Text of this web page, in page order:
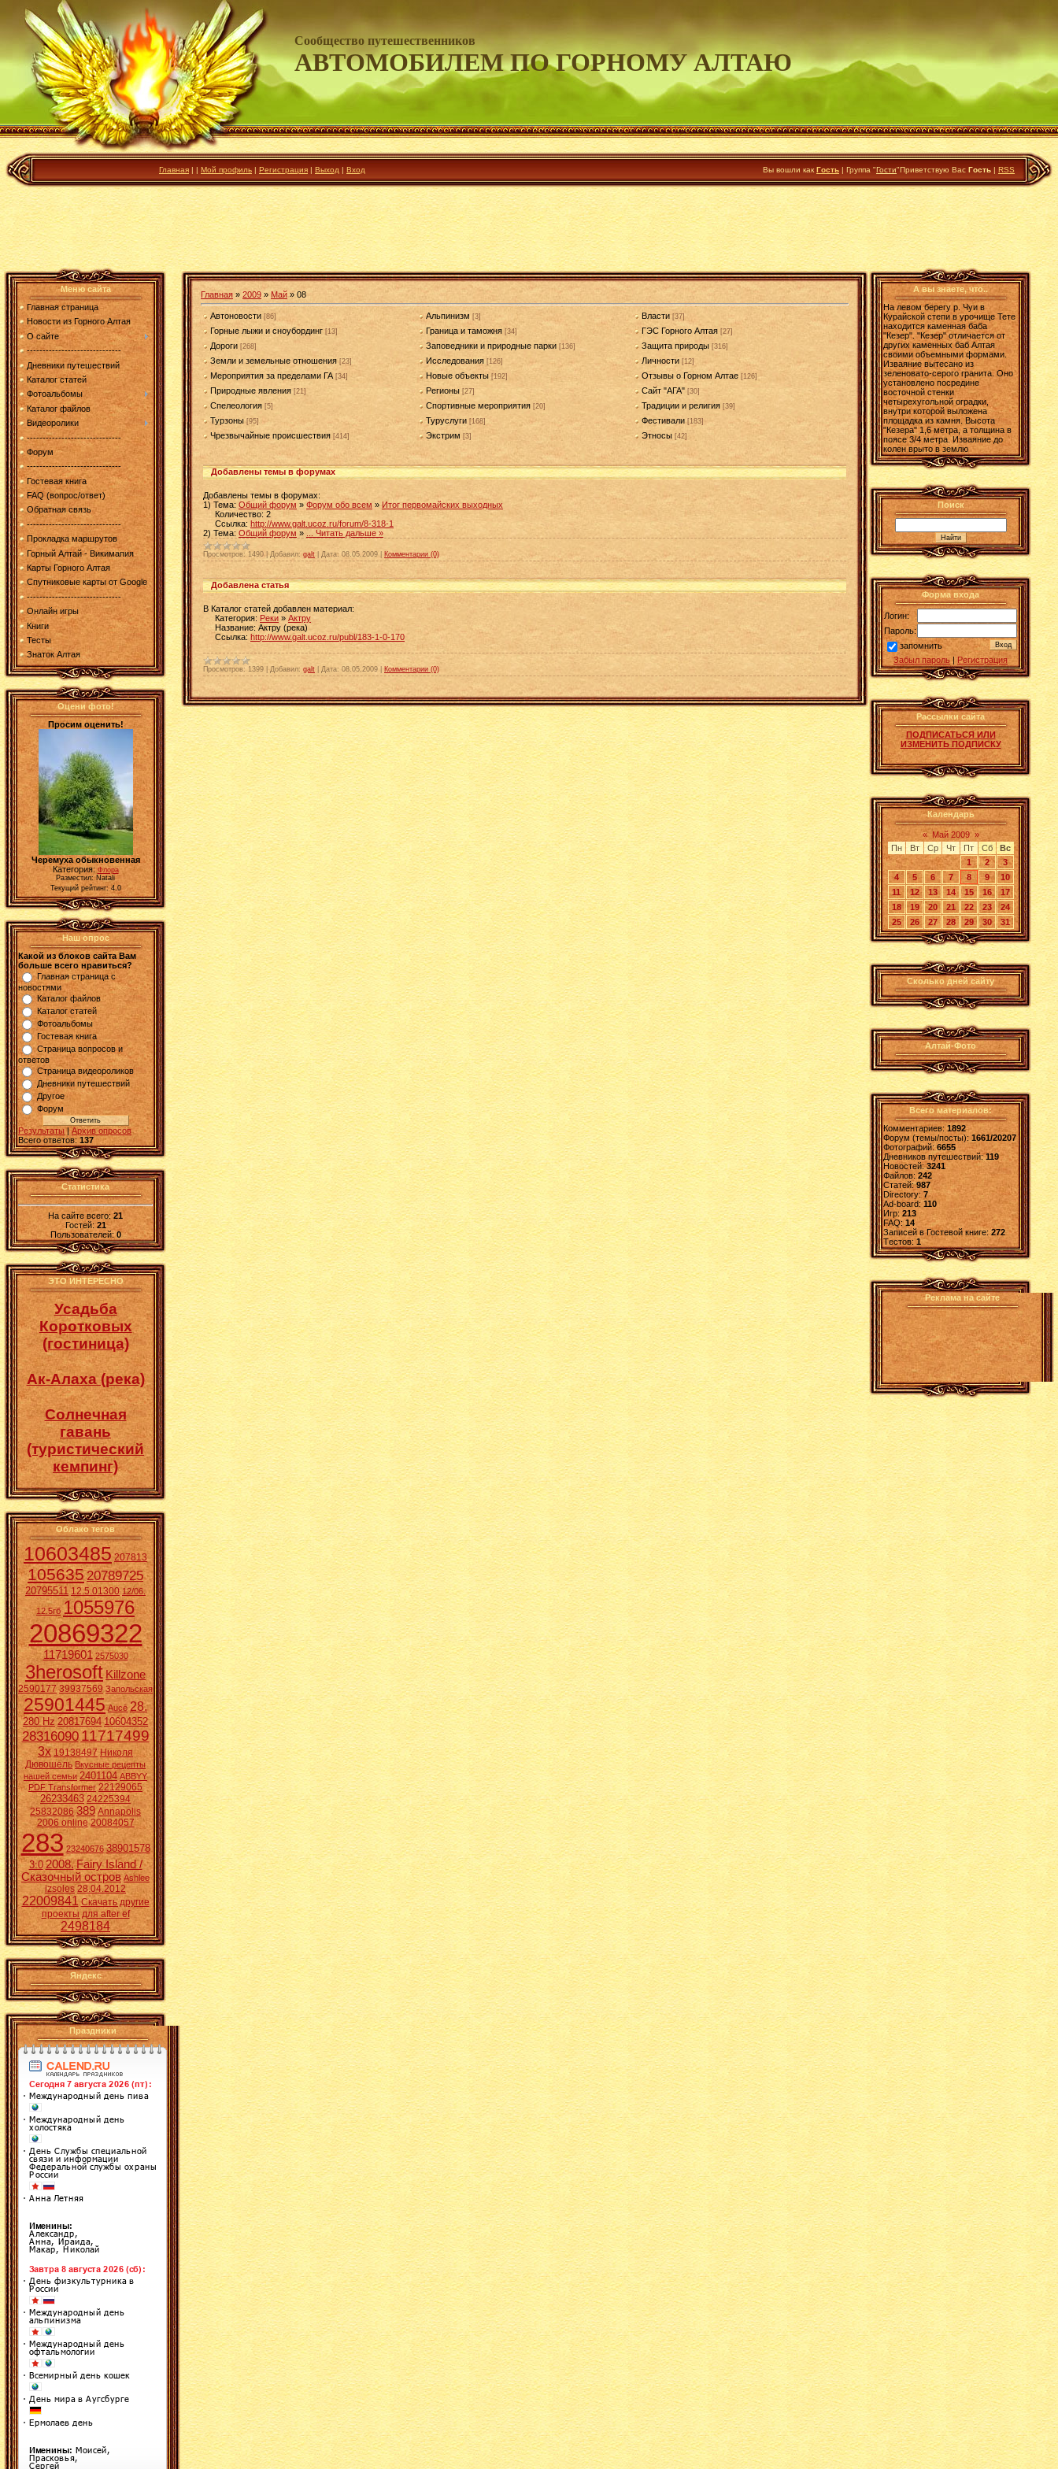
Сообщество путешественников
АВТОМОБИЛЕМ ПО ГОРНОМУ АЛТАЮ
Главная | | Мой профиль | Регистрация | Выход | Вход Вы вошли как Гость | Группа "Гости"Приветствую Вас Гость | RSS
Меню сайта
Главная страница
Новости из Горного Алтая
О сайте
------------------------------
Дневники путешествий
Каталог статей
Фотоальбомы
Каталог файлов
Видеоролики
------------------------------
Форум
------------------------------
Гостевая книга
FAQ (вопрос/ответ)
Обратная связь
------------------------------
Прокладка маршрутов
Горный Алтай - Викимапия
Карты Горного Алтая
Спутниковые карты от Google
------------------------------
Онлайн игры
Книги
Тесты
Знаток Алтая
Оцени фото!
Просим оценить!
Черемуха обыкновенная
Категория: Флора
Разместил: Natali
Текущий рейтинг: 4.0
Наш опрос
Какой из блоков сайта Вам
больше всего нравиться?
Главная страница с
новостями
Каталог файлов
Каталог статей
Фотоальбомы
Гостевая книга
Страница вопросов и
ответов
Страница видеороликов
Дневники путешествий
Другое
Форум
Результаты|Архив опросов
Всего ответов: 137
Статистика
На сайте всего:21
Гостей: 21
Пользователей: 0
ЭТО ИНТЕРЕСНО
Усадьба
Коротковых
(гостиница)
Ак-Алаха (река)
Солнечная
гавань
(туристический
кемпинг)
Облако тегов
10603485 207813
10563520789725
20795511 12.5.01300 12/06.
12.5гб 1055976
20869322
11719601 2575030
3herosoft Killzone
2590177 39937569 Запольская
25901445 Aucē 28.
280 Hz 20817694 10604352
2831609011717499
3x 19138497 Николя
Дювошель Вкусные рецепты
нашей семьи 2401104 ABBYY
PDF Transformer 22129065
26233463 24225394
25832086 389 Annapolis
2006 online 20084057
283 23240676 38901578
3:0 2008. Fairy Island /
Сказочный остров Ashlee
izsoles 28.04.2012
22009841 Скачать другие
проекты для after ef
2498184
Яндекс
Праздники
Главная » 2009 » Май » 08
Автоновости [86] Альпинизм [3] Власти [37]
Горные лыжи и сноубординг [13] Граница и таможня [34] ГЭС Горного Алтая [27]
Дороги [268] Заповедники и природные парки [136] Защита природы [316]
Земли и земельные отношения [23] Исследования [126] Личности [12]
Мероприятия за пределами ГА [34] Новые объекты [192] Отзывы о Горном Алтае [126]
Природные явления [21] Регионы [27] Сайт "АГА" [30]
Спелеология [5] Спортивные мероприятия [20] Традиции и религия [39]
Турзоны [95] Туруслуги [168] Фестивали [183]
Чрезвычайные происшествия [414] Экстрим [3] Этносы [42]
Добавлены темы в форумах
Добавлены темы в форумах:
1) Тема: Общий форум » Форум обо всем » Итог первомайских выходных
Количество: 2
Ссылка: http://www.galt.ucoz.ru/forum/8-318-1
2) Тема: Общий форум » Читать дальше »
Просмотров: 1490 Добавил: galt Дата: 08.05.2009 Комментарии (0)
Добавлена статья
В Каталог статей добавлен материал:
Категория: Реки » Актру
Название: Актру (река)
Ссылка: http://www.galt.ucoz.ru/publ/183-1-0-170
Просмотров: 1399 Добавил: galt Дата: 08.05.2009 Комментарии (0)
А вы знаете, что..
На левом берегу р. Чуи в
Курайской степи в урочище Тете
находится каменная баба
"Кезер". "Кезер" отличается от
других каменных баб Алтая
своими объемными формами.
Изваяние вытесано из
зеленовато-серого гранита. Оно
установлено посредине
восточной стенки
четырехугольной оградки,
внутри которой выложена
площадка из камня. Высота
"Кезера" 1,6 метра, а толщина в
поясе 3/4 метра. Изваяние до
колен врыто в землю
Поиск
Форма входа
Логин:
Пароль:
запомнить
Забыл пароль | Регистрация
Рассылки сайта
ПОДПИСАТЬСЯ ИЛИ
ИЗМЕНИТЬ ПОДПИСКУ
Календарь
« Май 2009 »
Пн
Вт Ср Чт Пт Сб
Вс
1
2
3
4
5 6 7 8 9
10
11
12 13 14 15 16
17
18
19 20 21 22 23
24
25
26 27 28 29 30 31
Сколько дней сайту
Алтай-Фото
Всего материалов:
Комментариев: 1892
Форум (темы/посты):1661/20207
Фотографий:6655
Дневников путешествий:119
Новостей:3241
Файлов: 242
Статей:987
Directory: 7
Ad-board:110
Игр: 213
FAQ:14
Записей в Гостевой книге:272
Tестов: 1
Реклама на сайте